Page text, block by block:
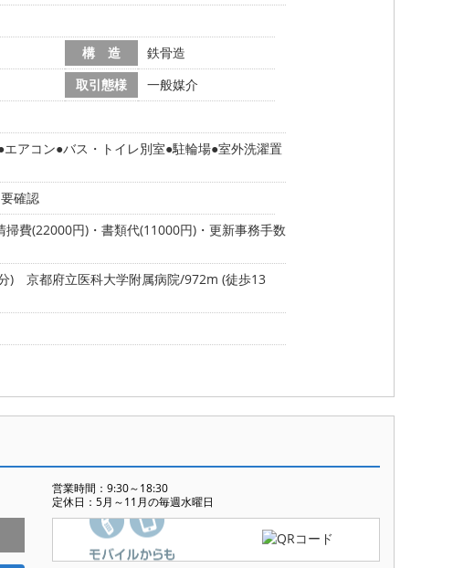
構 造
鉄骨造
取引態様
一般媒介
エアコン バス・トイレ別室 駐輪場 室外洗濯置
確認
費(22000円)・書類代(11000円)・更新事務手数
)
京都府立医科大学附属病院/972m (徒歩13
営業時間：9:30～18:30
定休日：5月～11月の毎週水曜日